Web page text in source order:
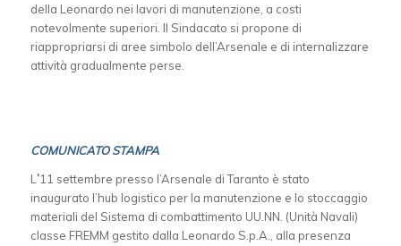
della Leonardo nei lavori di manutenzione, a costi
notevolmente superiori. Il Sindacato si propone di
riappropriarsi di aree simbolo dell’Arsenale e di internalizzare
attività gradualmente perse.
COMUNICATO STAMPA
L ’11 settembre presso l’Arsenale di Taranto è stato
inaugurato l’hub logistico per la manutenzione e lo stoccaggio
materiali del Sistema di combattimento UU.NN. (Unità Navali)
classe FREMM gestito dalla Leonardo S.p.A., alla presenza